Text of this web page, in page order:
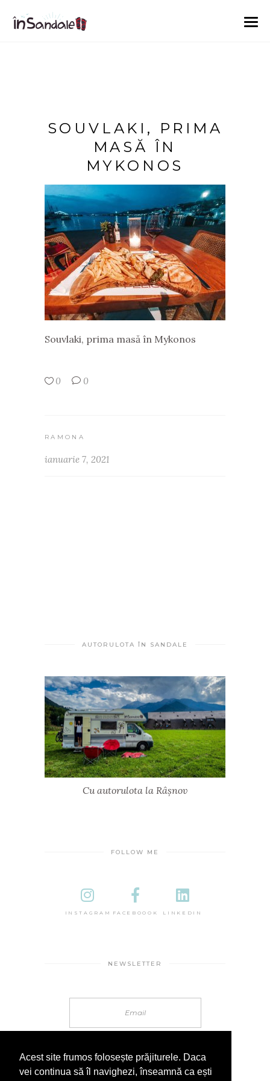
SOUVLAKI, PRIMA
MASĂ ÎN
MYKONOS
Souvlaki, prima masă în Mykonos
0 0
RAMONA
ianuarie 7, 2021
AUTORULOTA ÎN SANDALE
Cu autorulota la Râșnov
FOLLOW ME
INSTAGRAM FACEBOOOK LINKEDIN
NEWSLETTER
Acest site frumos folosește prăjiturele. Daca
vei continua să îl navighezi, înseamnă ca ești